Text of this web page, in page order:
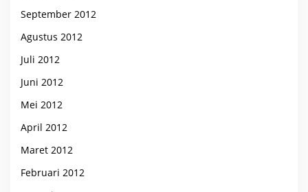
September 2012
Agustus 2012
Juli 2012
Juni 2012
Mei 2012
April 2012
Maret 2012
Februari 2012